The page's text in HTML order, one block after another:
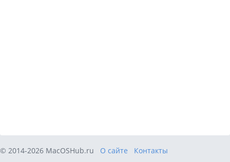
© 2014-2026 MacOSHub.ru О сайте Контакты